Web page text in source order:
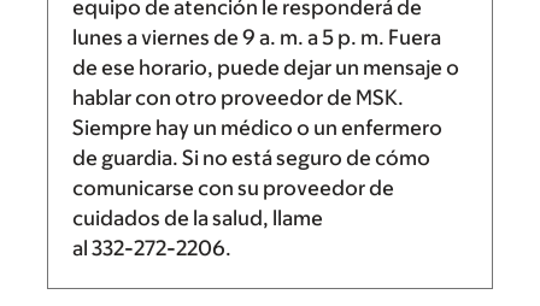
equipo de atención le responderá de
lunes a viernes de 9 a. m. a5 p. m. Fuera
de ese horario, puede dejar un mensaje o
hablar con otro proveedor de MSK.
Siempre hay un médico o un enfermero
de guardia. Si no está seguro de cómo
comunicarse con su proveedor de
cuidados de la salud, llame
al 332-272-2206.